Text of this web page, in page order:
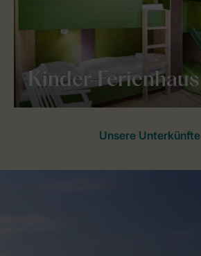
Kinder-Ferienhaus
Unsere Unterkünfte